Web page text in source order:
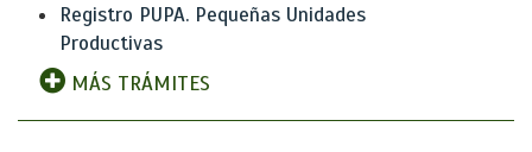
Registro PUPA. Pequeñas Unidades
Productivas
MÁS TRÁMITES